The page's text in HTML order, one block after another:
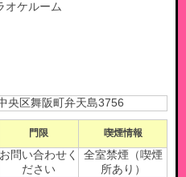
オケルーム
央区舞阪町弁天島3756
門限 喫煙情報
お問い合わせく
ださい
全室禁煙（喫煙
所あり）